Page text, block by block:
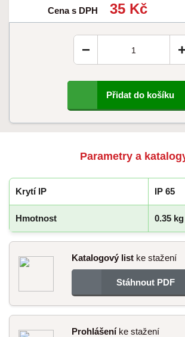
Cena s DPH 35 Kč
+
−
Přidat do košíku
Parametry a
Krytí IP IP 65
Hmotnost 0.35 kg
Katalogový list ke stažení
Stáhnout PDF
Prohlášeníke stažení